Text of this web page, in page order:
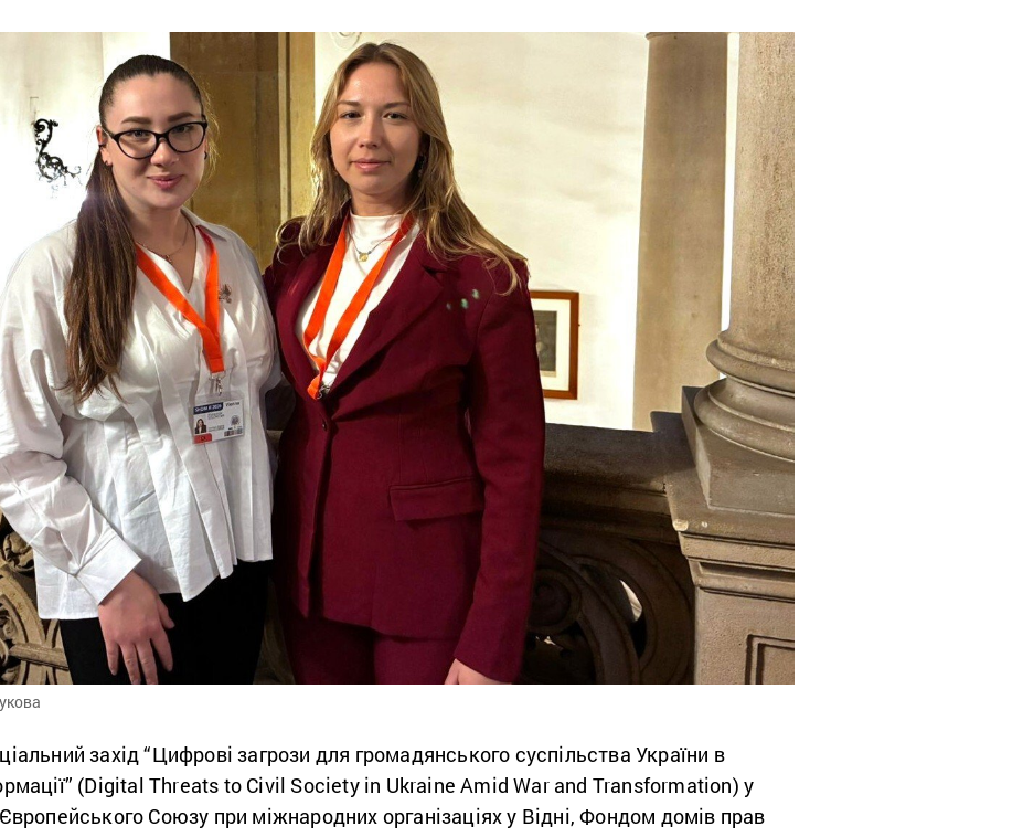
захід “Цифрові загрози для громадянського суспільства України в
(Digital Threats to Civil Society in Ukraine Amid War and Transformation) у
Союзу при міжнародних організаціях у Відні, Фондом домів прав